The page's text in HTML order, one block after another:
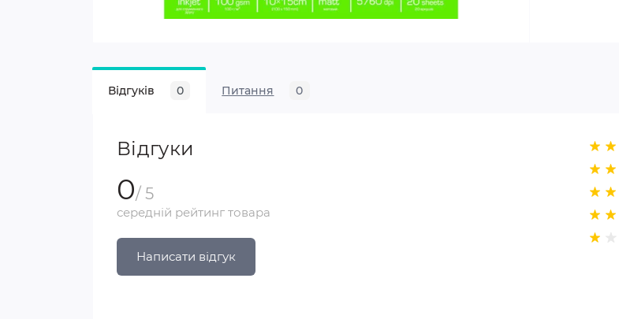
Відгуків 0 Питання 0
Відгуки
0/ 5
середній рейтинг товара
Написати відгук